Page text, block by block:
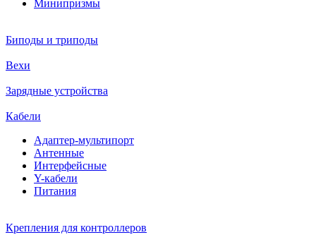
Минипризмы
Биподы и триподы
Вехи
Зарядные устройства
Кабели
Адаптер-мультипорт
Антенные
Интерфейсные
Y-кабели
Питания
Крепления для контроллеров